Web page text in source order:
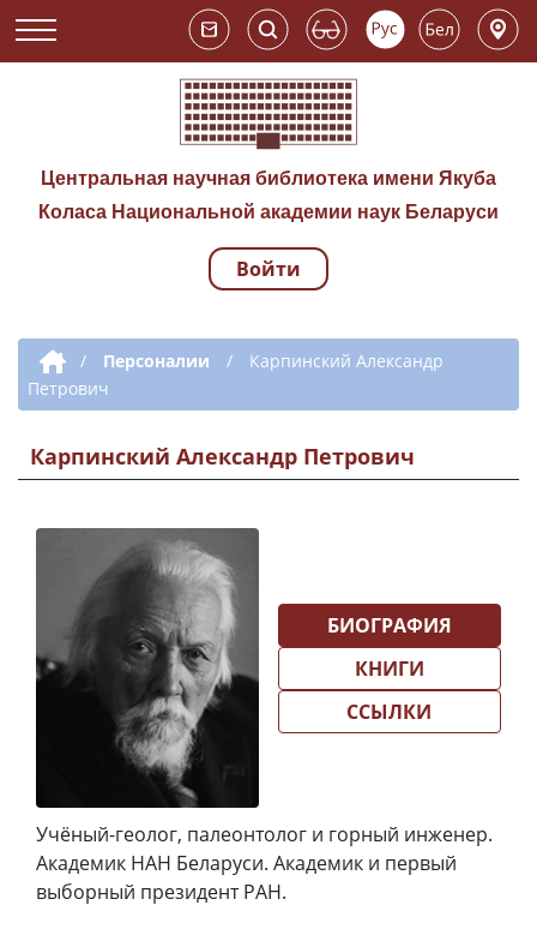
Центральная научная библиотека имени Якуба
Коласа Национальной академии наук Беларуси
Навигация по
Войти
Дополнительная навигация
/ Персоналии /
Карпинский Александр
Петрович
Карпинский Александр Петрович
Учёный-геолог, палеонтолог и горный инженер.
Академик НАН Беларуси. Академик и первый
выборный президент РАН.
БИОГРАФИЯ
КНИГИ
ССЫЛКИ